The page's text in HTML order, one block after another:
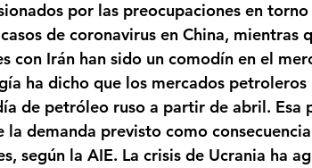
por las preocupaciones en torno
de coronavirus en China, mientras
con Irán han sido un comodín en el
ha dicho que los mercados
de petróleo ruso a partir de abril. Esa
la demanda previsto como
según la AIE. La crisis de Ucrania ha